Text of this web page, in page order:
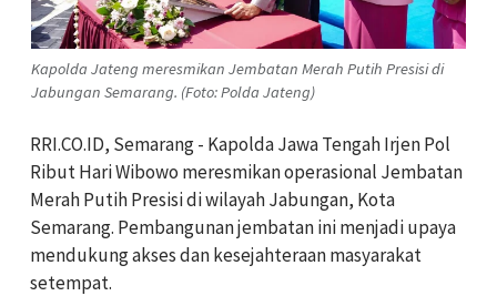
Kapolda Jateng meresmikan Jembatan Merah Putih Presisi di
Jabungan Semarang. (Foto: Polda Jateng)
RRI.CO.ID, Semarang - Kapolda Jawa Tengah Irjen Pol
Ribut Hari Wibowo meresmikan operasional Jembatan
Merah Putih Presisi di wilayah Jabungan, Kota
Semarang. Pembangunan jembatan ini menjadi upaya
mendukung akses dan kesejahteraan masyarakat
setempat.